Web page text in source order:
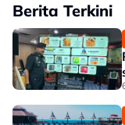
Berita Terkini